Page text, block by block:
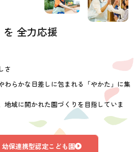
を 全力応援
さ
わらかな日差しに包まれる「やかた」に集
地域に開かれた園づくりを目指していま
保連携型認定こども園